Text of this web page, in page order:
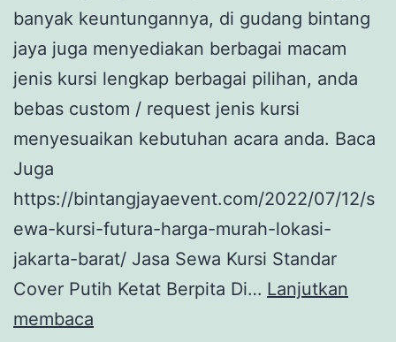
banyak keuntungannya, di gudang bintang
jaya juga menyediakan berbagai macam
jenis kursi lengkap berbagai pilihan, anda
bebas custom / request jenis kursi
menyesuaikan kebutuhan acara anda. Baca
Juga
https://bintangjayaevent.com/2022/07/12/s
ewa-kursi-futura-harga-murah-lokasi-
jakarta-barat/ Jasa Sewa Kursi Standar
Cover Putih Ketat Berpita Di… Lanjutkan
membaca